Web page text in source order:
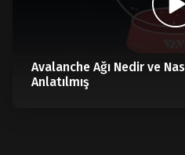
Avalanche Ağı Nedir ve
Anlatılmış